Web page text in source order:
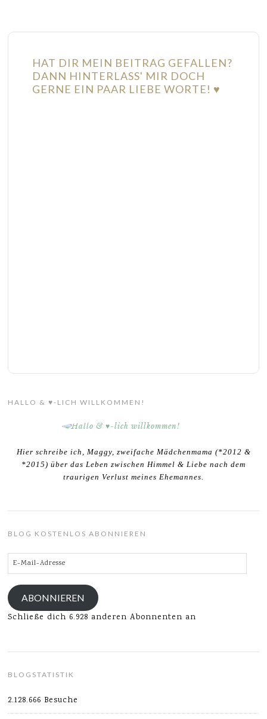
HAT DIR MEIN BEITRAG GEFALLEN?
DANN HINTERLASS' MIR DOCH
GERNE EIN PAAR LIEBE WORTE! ♥
HALLO & ♥-LICH WILLKOMMEN!
Hier schreibe ich, Maggy, zweifache Mädchenmama (*2012 &
*2015) über das Leben zwischen Himmel & Liebe nach dem
traurigen Verlust meines Ehemannes.
BLOG KOSTENLOS ABONNIEREN
E-
Mail-
Adresse
ABONNIEREN
Schließe dich 6.928 anderen Abonnenten an
BLOGSTATISTIK
2.128.666 Besuche